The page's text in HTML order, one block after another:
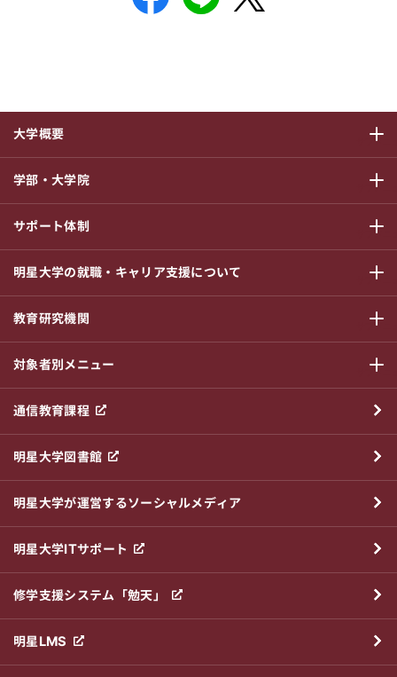
大学概要
サブメニ
学部・大学院
サブメニ
サポート体制
サブメニ
明星大学の就職・キャリア支援について
サブメニ
教育研究機関
サブメニ
対象者別メニュー
サブメニ
通信教育課程
明星大学図書館
明星大学が運営するソーシャルメディア
明星大学ITサポート
修学支援システム「勉天」
明星LMS